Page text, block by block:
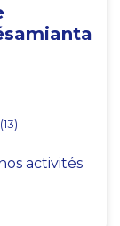
activités